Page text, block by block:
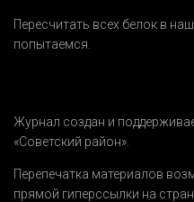
Пересчитать всех белок в
попытаемся.
Журнал создан и
«Советский район».
Перепечатка материалов
прямой гиперссылки на